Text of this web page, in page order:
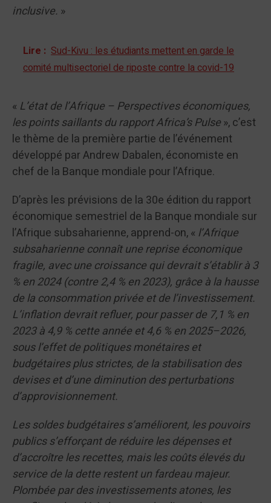
inclusive. »
Lire : Sud-Kivu : les étudiants mettent en garde le
comité multisectoriel de riposte contre la covid-19
« L’état de l’Afrique – Perspectives économiques,
les points saillants du rapport Africa’s Pulse», c’est
le thème de la première partie de l’événement
développé par Andrew Dabalen, économiste en
chef de la Banque mondiale pour l’Afrique.
D’après les prévisions de la 30e édition du rapport
économique semestriel de la Banque mondiale sur
l’Afrique subsaharienne, apprend-on, « l’Afrique
subsaharienne connaît une reprise économique
fragile, avec une croissance qui devrait s’établir à 3
% en 2024 (contre 2,4 % en 2023), grâce à la hausse
de la consommation privée et de l’investissement.
L’inflation devrait refluer, pour passer de 7,1 % en
2023 à 4,9 % cette année et 4,6 % en 2025–2026,
sous l’effet de politiques monétaires et
budgétaires plus strictes, de la stabilisation des
devises et d’une diminution des perturbations
d’approvisionnement.
Les soldes budgétaires s’améliorent, les pouvoirs
publics s’efforçant de réduire les dépenses et
d’accroître les recettes, mais les coûts élevés du
service de la dette restent un fardeau majeur.
Plombée par des investissements atones, les